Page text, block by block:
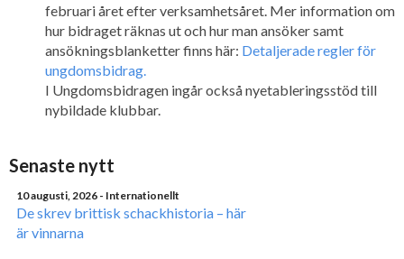
februari året efter verksamhetsåret. Mer information om
hur bidraget räknas ut och hur man ansöker samt
ansökningsblanketter finns här: Detaljerade regler för
ungdomsbidrag.
I Ungdomsbidragen ingår också nyetableringsstöd till
nybildade klubbar.
Senaste nytt
10 augusti, 2026 - Internationellt
De skrev brittisk schackhistoria – här
är vinnarna